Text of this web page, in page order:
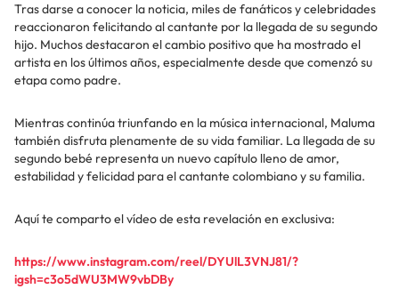
Tras darse a conocer la noticia, miles de fanáticos y celebridades
reaccionaron felicitando al cantante por la llegada de su segundo
hijo. Muchos destacaron el cambio positivo que ha mostrado el
artista en los últimos años, especialmente desde que comenzó su
etapa como padre.
Mientras continúa triunfando en la música internacional, Maluma
también disfruta plenamente de su vida familiar. La llegada de su
segundo bebé representa un nuevo capítulo lleno de amor,
estabilidad y felicidad para el cantante colombiano y su familia.
Aquí te comparto el vídeo de esta revelación en exclusiva:
https://www.instagram.com/reel/DYUlL3VNJ81/?
igsh=c3o5dWU3MW9vbDBy